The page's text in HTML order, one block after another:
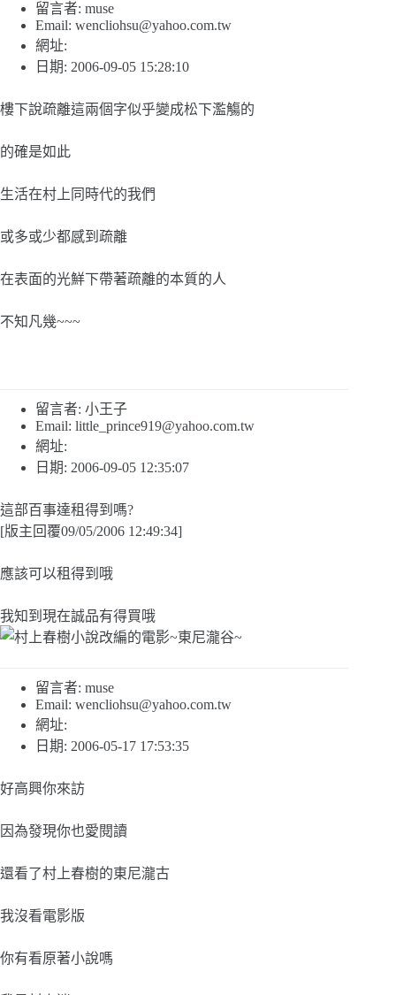
留言者: muse
Email: wencliohsu@yahoo.com.tw
網址:
日期: 2006-09-05 15:28:10
樓下說疏離這兩個字似乎變成松下濫觴的
的確是如此
生活在村上同時代的我們
或多或少都感到疏離
在表面的光鮮下帶著疏離的本質的人
不知凡幾~~~
留言者: 小王子
Email: little_prince919@yahoo.com.tw
網址:
日期: 2006-09-05 12:35:07
這部百事達租得到嗎?
[版主回覆09/05/2006 12:49:34]
應該可以租得到哦
我知到現在誠品有得買哦
留言者: muse
Email: wencliohsu@yahoo.com.tw
網址:
日期: 2006-05-17 17:53:35
好高興你來訪
因為發現你也愛閱讀
還看了村上春樹的東尼瀧古
我沒看電影版
你有看原著小說嗎